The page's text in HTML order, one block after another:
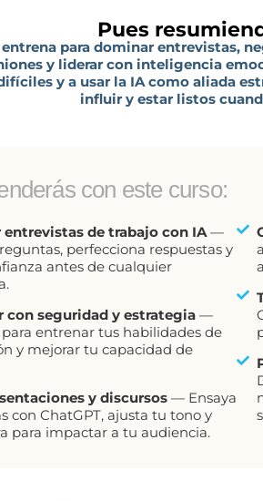
Pues
para dominar entrevistas,
y liderar con inteligencia
y a usar la IA como aliada
influir y estar listos
con este curso:
entrevistas de trabajo con IA —
perfecciona respuestas y
antes de cualquier
con seguridad y estrategia—
para entrenar tus habilidades de
y mejorar tu capacidad de
y discursos— Ensaya
con ChatGPT, ajusta tu tono y
para impactar a tu audiencia.